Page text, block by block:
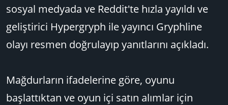
sosyal medyada ve Reddit'te hızla yayıldı ve
geliştirici Hypergryph ile yayıncı Gryphline
olayı resmen doğrulayıp yanıtlarını açıkladı.
Mağdurların ifadelerine göre, oyunu
başlattıktan ve oyun içi satın alımlar için